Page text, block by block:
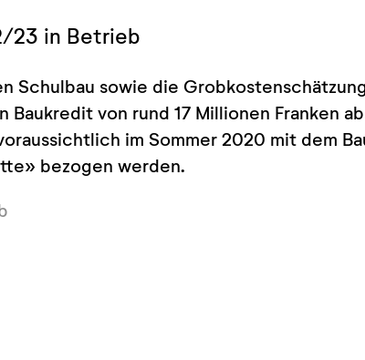
23 in Betrieb
Schulbau sowie die
Baukredit von rund 17 Millionen Franken
im Sommer 2020 mit dem
bezogen werden.